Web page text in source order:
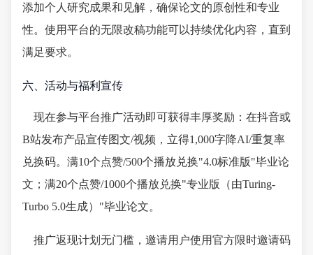
添加个人研究成果和见解，确保论文的原创性和专业
性。使用平台的无限改稿功能可以持续优化内容，直到
满足要求。
六、活动与福利宣传
现在参与平台推广活动即可获得丰厚奖励：在抖音或
B站发布产品宣传图文/视频，立得1,000字降AI/重复率
兑换码。满10个点赞/500个播放兑换"4.0标准版"毕业论
文；满20个点赞/1000个播放兑换"专业版（由Turing-
Turbo 5.0生成）"毕业论文。
推广返现计划无门槛，邀请用户使用官方限时邀请码